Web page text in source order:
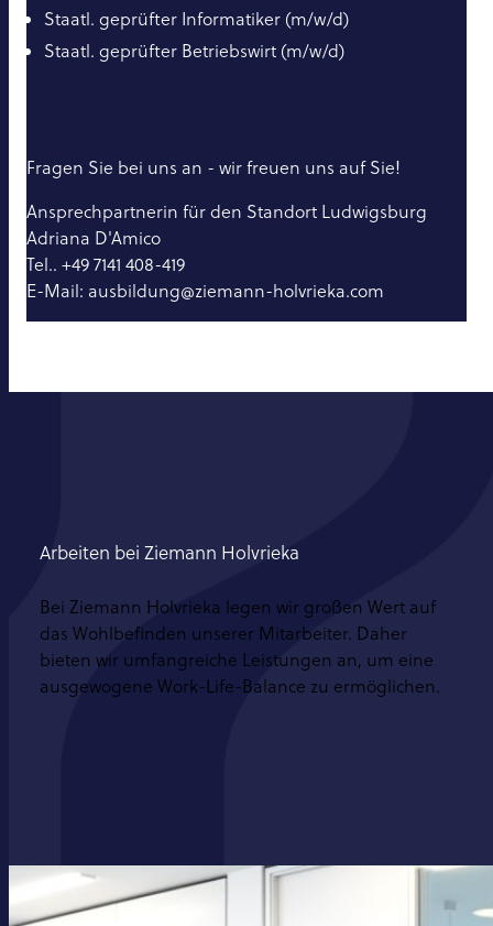
Staatl. geprüfter Informatiker (m/w/d)
Staatl. geprüfter Betriebswirt (m/w/d)
Fragen Sie bei uns an - wir freuen uns auf Sie!
Ansprechpartnerin für den Standort Ludwigsburg
Adriana D'Amico
Tel.. +49 7141 408-419
E-Mail: ausbildung@ziemann-holvrieka.com
Arbeiten bei Ziemann Holvrieka
Bei Ziemann Holvrieka legen wir großen Wert auf
das Wohlbefinden unserer Mitarbeiter. Daher
bieten wir umfangreiche Leistungen an, um eine
ausgewogene Work-Life-Balance zu ermöglichen.